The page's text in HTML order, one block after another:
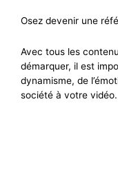
Osez devenir une
Avec tous les
démarquer, il est
dynamisme, de
société à votre vidéo.